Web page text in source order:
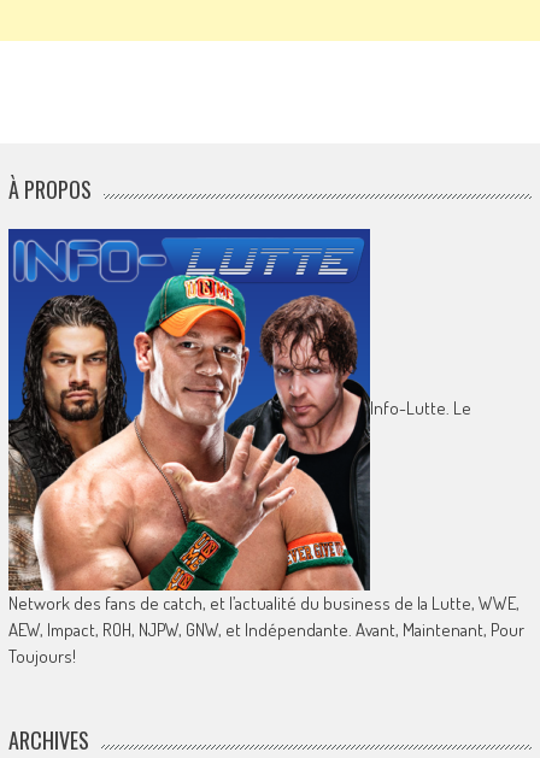
À PROPOS
Info-Lutte. Le
Network des fans de catch, et l’actualité du business de la Lutte, WWE,
AEW, Impact, ROH, NJPW, GNW, et Indépendante. Avant, Maintenant, Pour
Toujours!
ARCHIVES